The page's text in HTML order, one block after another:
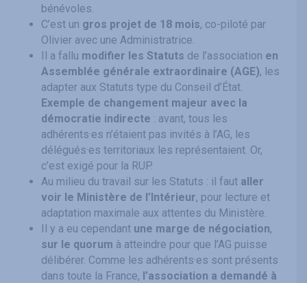
bénévoles.
C’est un gros projet de 18 mois, co-piloté par
Olivier avec une Administratrice.
Il a fallu modifier les Statuts de l’association en
Assemblée générale extraordinaire (AGE), les
adapter aux Statuts type du Conseil d’État.
Exemple de changement majeur avec la
démocratie indirecte : avant, tous les
adhérents·es n’étaient pas invités à l’AG, les
délégués·es territoriaux les représentaient. Or,
c’est exigé pour la RUP.
Au milieu du travail sur les Statuts : il faut aller
voir le Ministère de l’Intérieur, pour lecture et
adaptation maximale aux attentes du Ministère.
Il y a eu cependant une marge de négociation,
sur le quorum à atteindre pour que l’AG puisse
délibérer. Comme les adhérents·es sont présents
dans toute la France, l’association a demandé à